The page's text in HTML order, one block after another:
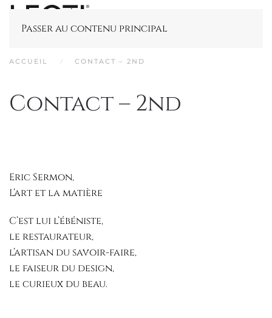
Passer au contenu principal
ACCUEIL CONTACT – 2ND
Contact – 2nd
Eric Sermon,
L’art et la matière
C’est lui l’ébéniste,
le restaurateur,
l’artisan du savoir-faire,
le faiseur du design,
le curieux du beau.